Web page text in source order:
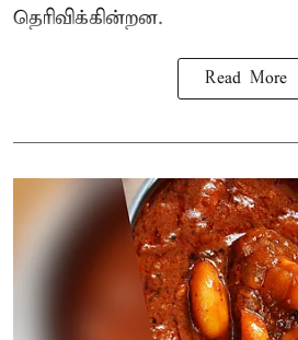
தெரிவிக்கின்றன.
Read More